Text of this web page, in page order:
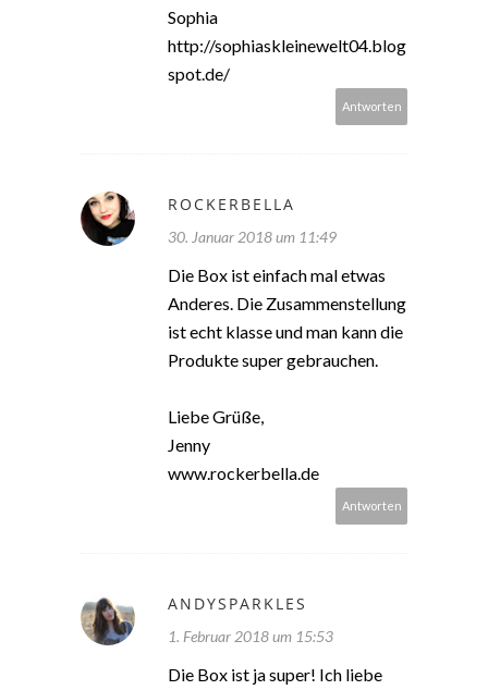
Sophia
http://sophiaskleinewelt04.blog
spot.de/
Antworten
ROCKERBELLA
30. Januar 2018 um 11:49
Die Box ist einfach mal etwas
Anderes. Die Zusammenstellung
ist echt klasse und man kann die
Produkte super gebrauchen.
Liebe Grüße,
Jenny
www.rockerbella.de
Antworten
ANDYSPARKLES
1. Februar 2018 um 15:53
Die Box ist ja super! Ich liebe